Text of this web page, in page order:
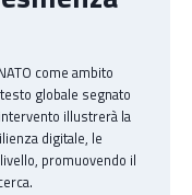
come ambito
globale segnato
illustrerà la
digitale, le
promuovendo il